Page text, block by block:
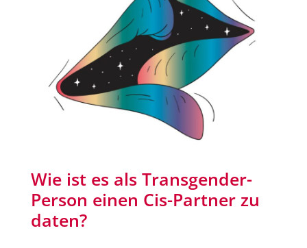
Wie ist es als Transgender-
Person einen Cis-Partner zu
daten?